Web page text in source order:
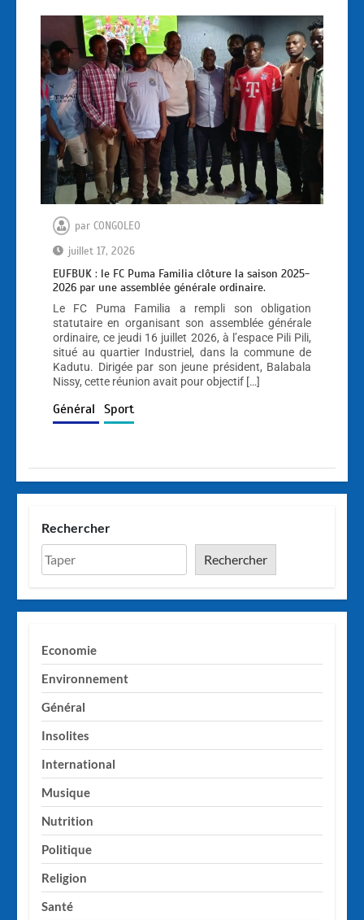
par CONGOLEO
juillet 17, 2026
EUFBUK : le FC Puma Familia clôture la saison 2025-
2026 par une assemblée générale ordinaire.
Le FC Puma Familia a rempli son obligation
statutaire en organisant son assemblée générale
ordinaire, ce jeudi 16 juillet 2026, à l’espace Pili Pili,
situé au quartier Industriel, dans la commune de
Kadutu. Dirigée par son jeune président, Balabala
Nissy, cette réunion avait pour objectif […]
Général Sport
Rechercher
Rechercher
Economie
Environnement
Général
Insolites
International
Musique
Nutrition
Politique
Religion
Santé